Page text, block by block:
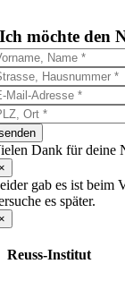
Ich möchte den
Dank für deine
gab es ist beim
es später.
Reuss-Institut